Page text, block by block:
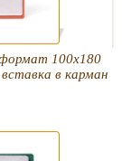
100х180
в карман